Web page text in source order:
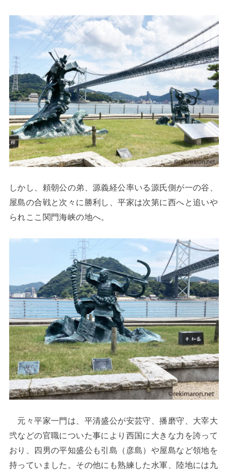
しかし、頼朝公の弟、源義経公率いる源氏側が一の谷、
屋島の合戦と次々に勝利し、平家は次第に西へと追いや
られここ関門海峡の地へ。
元々平家一門は、平清盛公が安芸守、播磨守、大宰大
弐などの官職についた事により西国に大きな力を誇って
おり、四男の平知盛公も引島（彦島）や屋島など領地を
持っていました。その他にも熟練した水軍、陸地には九